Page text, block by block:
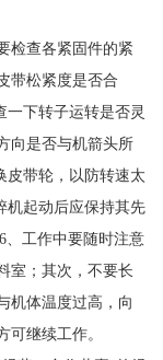
检查各紧固件的紧
带松紧度是否合
一下转子运转是否灵
向是否与机箭头所
皮带轮，以防转速太
机起动后应保持其先
、工作中要随时注意
室；其次，不要长
机体温度过高，向
继续工作。